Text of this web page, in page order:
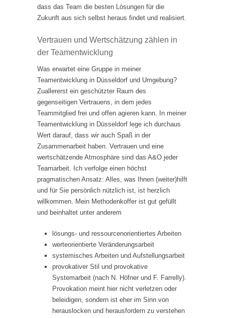
dass das Team die besten Lösungen für die
Zukunft aus sich selbst heraus findet und realisiert.
Vertrauen und Wertschätzung zählen in
der Teamentwicklung
Was erwartet eine Gruppe in meiner
Teamentwicklung in Düsseldorf und Umgebung?
Zuallererst ein geschützter Raum des
gegenseitigen Vertrauens, in dem jedes
Teammitglied frei und offen agieren kann. In meiner
Teamentwicklung in Düsseldorf lege ich durchaus
Wert darauf, dass wir auch Spaß in der
Zusammenarbeit haben. Vertrauen und eine
wertschätzende Atmosphäre sind das A&O jeder
Teamarbeit. Ich verfolge einen höchst
pragmatischen Ansatz: Alles, was Ihnen (weiter)hilft
und für Sie persönlich nützlich ist, ist herzlich
willkommen. Mein Methodenkoffer ist gut gefüllt
und beinhaltet unter anderem
lösungs- und ressourcenorientiertes Arbeiten
werteorientierte Veränderungsarbeit
systemisches Arbeiten und Aufstellungsarbeit
provokativer Stil und provokative
Systemarbeit (nach N. Höfner und F. Farrelly).
Provokation meint hier nicht verletzen oder
beleidigen, sondern ist eher im Sinn von
herauslocken und herausfordern zu verstehen